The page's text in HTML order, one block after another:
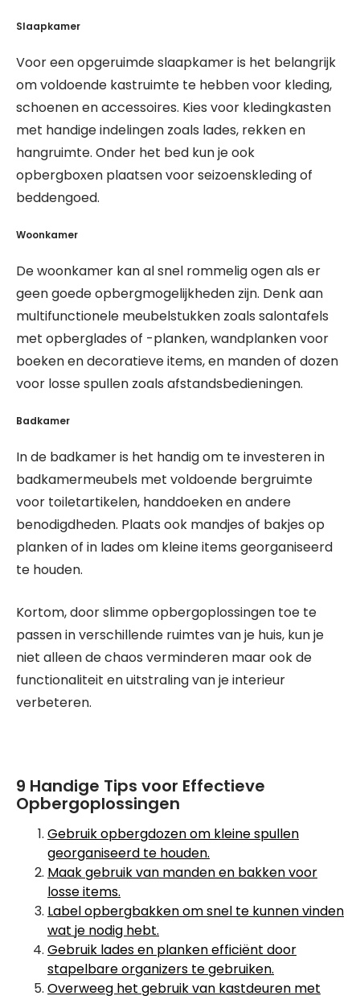
Slaapkamer
Voor een opgeruimde slaapkamer is het belangrijk
om voldoende kastruimte te hebben voor kleding,
schoenen en accessoires. Kies voor kledingkasten
met handige indelingen zoals lades, rekken en
hangruimte. Onder het bed kun je ook
opbergboxen plaatsen voor seizoenskleding of
beddengoed.
Woonkamer
De woonkamer kan al snel rommelig ogen als er
geen goede opbergmogelijkheden zijn. Denk aan
multifunctionele meubelstukken zoals salontafels
met opberglades of -planken, wandplanken voor
boeken en decoratieve items, en manden of dozen
voor losse spullen zoals afstandsbedieningen.
Badkamer
In de badkamer is het handig om te investeren in
badkamermeubels met voldoende bergruimte
voor toiletartikelen, handdoeken en andere
benodigdheden. Plaats ook mandjes of bakjes op
planken of in lades om kleine items georganiseerd
te houden.
Kortom, door slimme opbergoplossingen toe te
passen in verschillende ruimtes van je huis, kun je
niet alleen de chaos verminderen maar ook de
functionaliteit en uitstraling van je interieur
verbeteren.
9 Handige Tips voor Effectieve
Opbergoplossingen
Gebruik opbergdozen om kleine spullen
georganiseerd te houden.
Maak gebruik van manden en bakken voor
losse items.
Label opbergbakken om snel te kunnen vinden
wat je nodig hebt.
Gebruik lades en planken efficiënt door
stapelbare organizers te gebruiken.
Overweeg het gebruik van kastdeuren met